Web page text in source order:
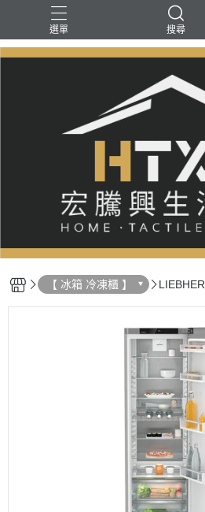
選單 搜尋
【 冰箱 冷凍櫃 】
櫃